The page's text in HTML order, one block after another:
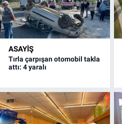
ASAYİŞ
Tırla çarpışan otomobil takla
attı: 4 yaralı